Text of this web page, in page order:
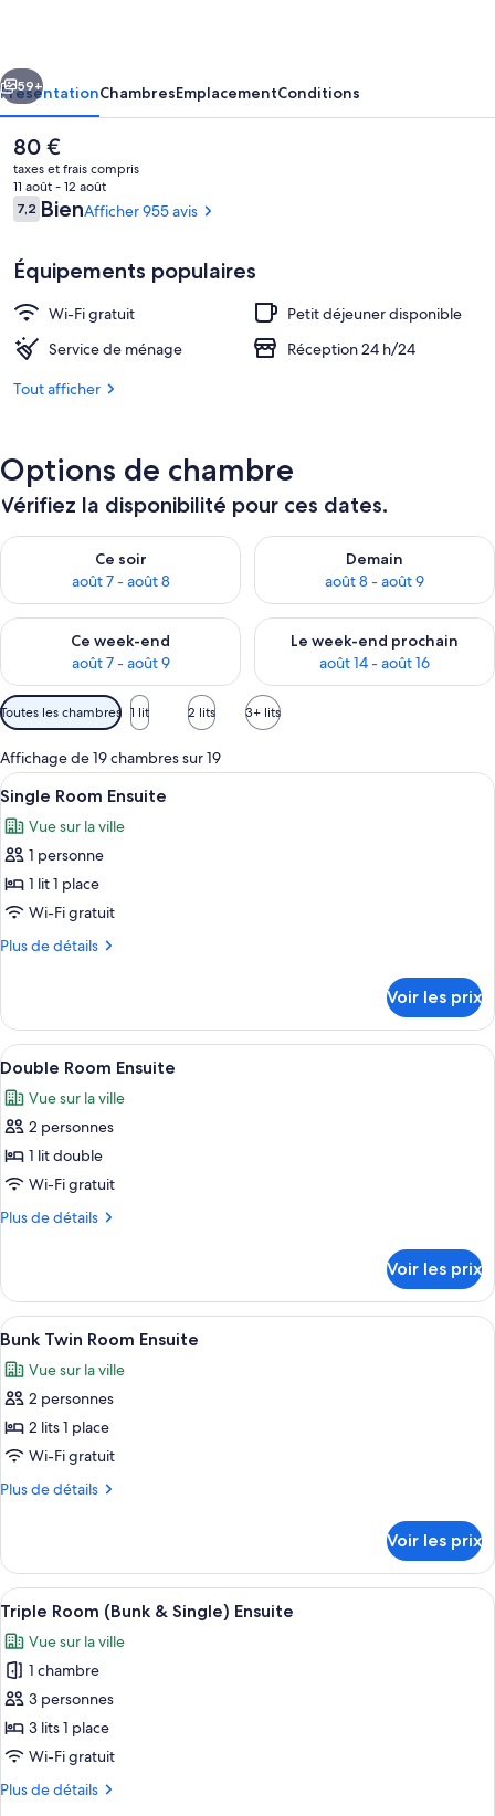
Vue depuis l’hébergement
Suivant
59+
PrésentationChambresEmplacementConditions
Le
prix
actuel
est
de
80 €
taxes et frais compris
11 août - 12 août
Avis
voyageurs
7,27,2 sur 10
BienAfficher 955 avis
Équipements populaires
Wi-Fi gratuit
Petit déjeuner disponible
Service de ménage
Réception 24 h/24
Tout afficher
Options de chambre
Vérifiez la disponibilité pour ces dates.
Ce soir
août 7 - août 8
Vérifier la disponibilité pour ce soir août 7 - août 8
Demain
août 8 - août 9
Vérifier la disponibilité pour
Ce week-end
août 7 - août 9
Vérifier la disponibilité pour ce week-end août 7 - août 9
Le week-end prochain
août 14 - août 16
Vérifier la disponibilité pour
Filtres
disponibles
pour
les
chambres
Toutes les chambres 1 lit 2 lits 3+ lits
Affichage de 19 chambres sur 19
Afficher
toutes
les
photos
pour
ce
type
Single
Room
Ensuite
Une petite chambre moderne,
3
Single Room Ensuite
Vue sur la ville
1 personne
1 lit 1 place
Wi-Fi gratuit
Plus de détails
Plus
le
type
de
Single
Room
Voir les prix
Afficher
toutes
les
photos
pour
ce
type
Double
Room
Ensuite
Une chambre d’hôtel de taille
5
Double Room Ensuite
Vue sur la ville
2 personnes
1 lit double
Wi-Fi gratuit
Plus de détails
Plus
le
type
de
Double
Room
Voir les prix
Afficher
toutes
les
photos
pour
ce
type
Bunk
Twin
Room
Ensuite
Une chambre avec un lit superposé,
5
Bunk Twin Room Ensuite
Vue sur la ville
2 personnes
2 lits 1 place
Wi-Fi gratuit
Plus de détails
Plus
le
type
de
chambre
Bunk
Twin
Room
Ensuite
Voir les prix
Afficher
toutes
les
photos
pour
ce
type
chambre :
Une chambre avec un lit superposé,
4
Triple Room (Bunk & Single) Ensuite
Vue sur la ville
1 chambre
3 personnes
3 lits 1 place
Wi-Fi gratuit
Plus de détails
Plus